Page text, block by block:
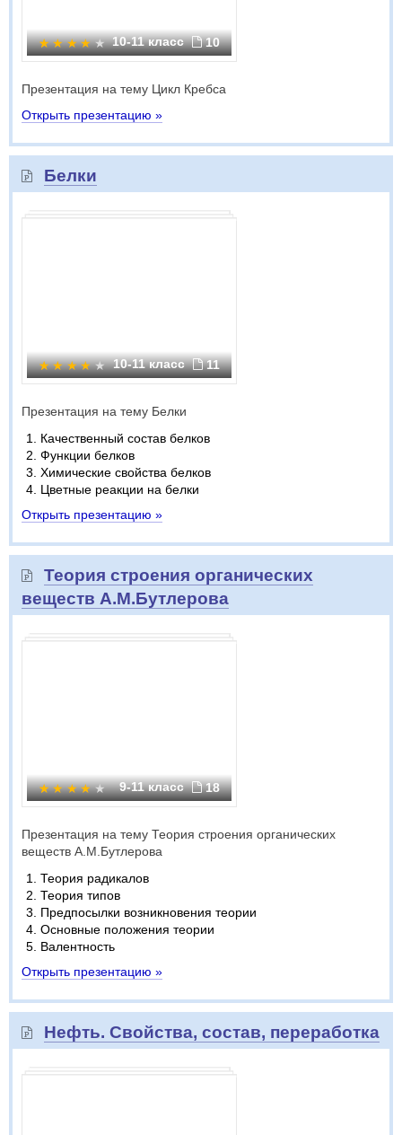
10-11 класс 10
Презентация на тему Цикл Кребса
Открыть презентацию »
Белки
10-11 класс 11
Презентация на тему Белки
Качественный состав белков
Функции белков
Химические свойства белков
Цветные реакции на белки
Открыть презентацию »
Теория строения органических
веществ А.М.Бутлерова
9-11 класс 18
Презентация на тему Теория строения органических
веществ А.М.Бутлерова
Теория радикалов
Теория типов
Предпосылки возникновения теории
Основные положения теории
Валентность
Открыть презентацию »
Нефть. Свойства, состав, переработка